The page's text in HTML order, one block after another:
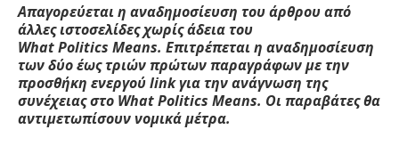
Απαγορεύεται η αναδημοσίευση του άρθρου από
άλλες ιστοσελίδες χωρίς άδεια του
WhatPolitics Means. Επιτρέπεται η αναδημοσίευση
των δύο έως τριών πρώτων παραγράφων με την
προσθήκη ενεργούlinkγια την ανάγνωση της
συνέχειας στο WhatPolitics Means. Οι παραβάτες θα
αντιμετωπίσουν νομικά μέτρα.